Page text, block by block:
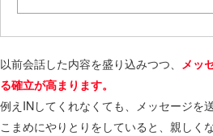
以前会話した内容を盛り込みつつ、
メッ
る確立が高まります。
例えINしてくれなくても、メッセージを
こまめにやりとりをしていると、親しく